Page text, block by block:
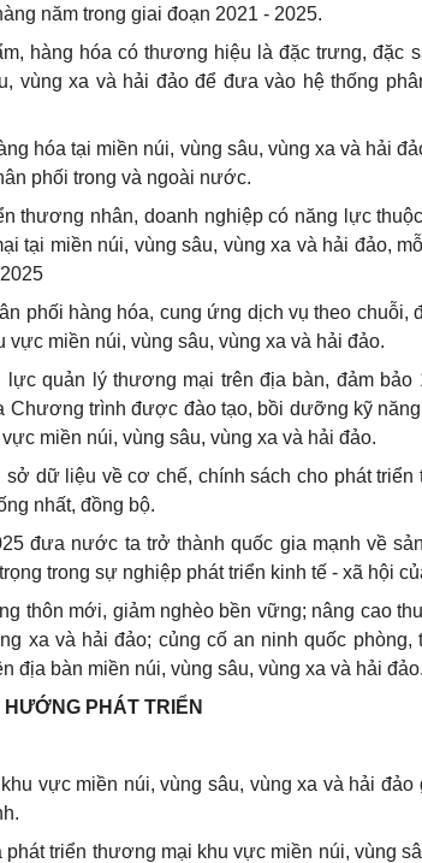
năm trong giai đoạn 2021 - 2025.
hàng hóa có thương hiệu là đặc trưng, đặc
vùng xa và hải đảo để đưa vào hệ thống
hóa tại miền núi, vùng sâu, vùng xa và hải
phối trong và ngoài nước.
thương nhân, doanh nghiệp có năng lực
tại miền núi, vùng sâu, vùng xa và hải đảo,
phối hàng hóa, cung ứng dịch vụ theo chuỗi,
miền núi, vùng sâu, vùng xa và hải đảo.
lực quản lý thương mại trên địa bàn, đảm bảo
trình được đào tạo, bồi dưỡng kỹ
miền núi, vùng sâu, vùng xa và hải đảo.
dữ liệu về cơ chế, chính sách cho phát triển
nhất, đồng bộ.
đưa nước ta trở thành quốc gia mạnh về
trong sự nghiệp phát triển kinh tế - xã hội
thôn mới, giảm nghèo bền vững; nâng cao
xa và hải đảo; củng cố an ninh quốc phòng,
địa bàn miền núi, vùng sâu, vùng xa và hải đảo.
HƯỚNG PHÁT TRIỂN
vực miền núi, vùng sâu, vùng xa và hải đảo
phát triển thương mại khu vực miền núi, vùng